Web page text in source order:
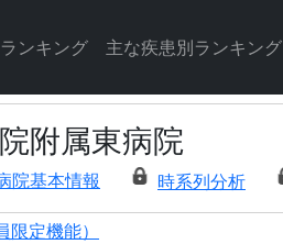
ンキング 主な疾患別ランキング
附属東病院
院基本情報 時系列分析
定機能）